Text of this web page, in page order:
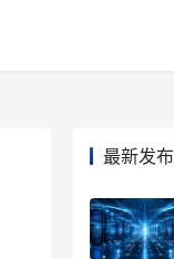
最新发布